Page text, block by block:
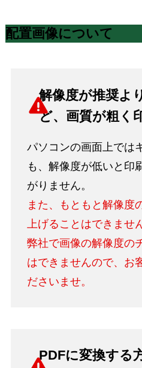
配置画像について
解像度が推奨よ
ど、画質が粗く
パソコンの画面上では
も、解像度が低いと印
がりません。
また、もともと解像度
上げることはできませ
弊社で画像の解像度の
はできませんので、お
ださいませ。
PDFに変換する